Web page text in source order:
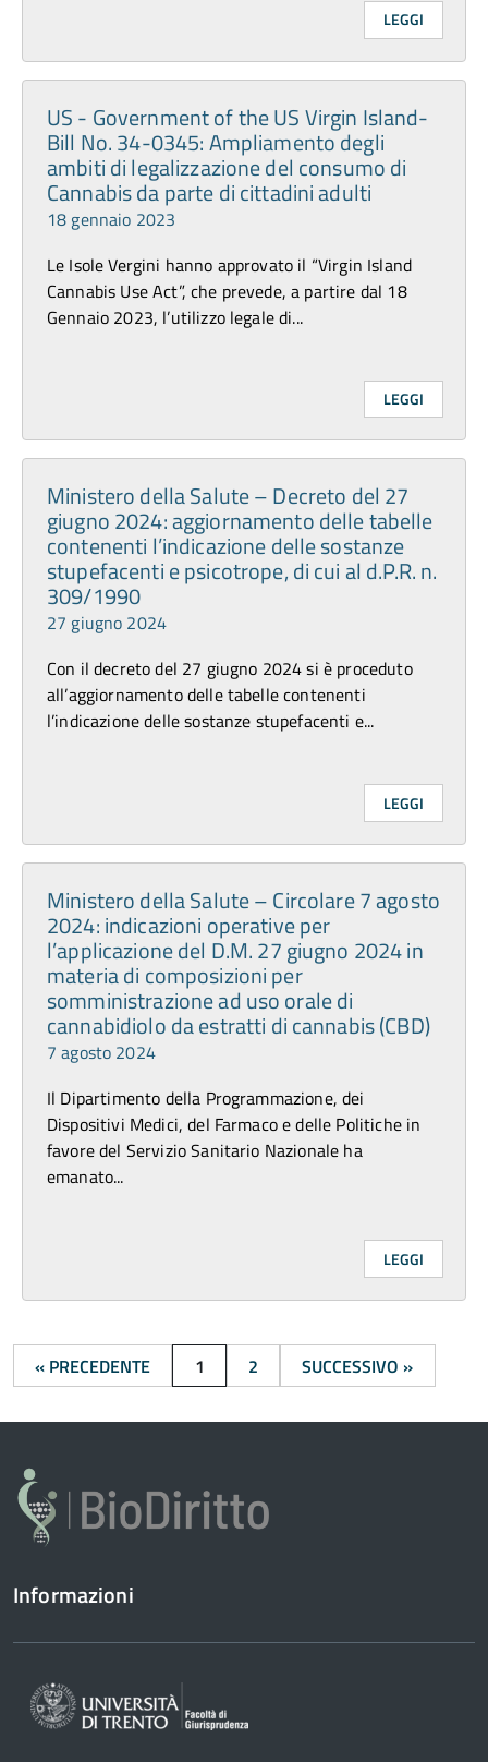
LEGGI
US - Government of the US Virgin Island-
Bill No. 34-0345: Ampliamento degli
ambiti di legalizzazione del consumo di
Cannabis da parte di cittadini adulti
18 gennaio 2023
Le Isole Vergini hanno approvato il “Virgin Island
Cannabis Use Act”, che prevede, a partire dal 18
Gennaio 2023, l’utilizzo legale di...
LEGGI
Ministero della Salute – Decreto del 27
giugno 2024: aggiornamento delle tabelle
contenenti l’indicazione delle sostanze
stupefacenti e psicotrope, di cui al d.P.R. n.
309/1990
27 giugno 2024
Con il decreto del 27 giugno 2024 si è proceduto
all’aggiornamento delle tabelle contenenti
l’indicazione delle sostanze stupefacenti e...
LEGGI
Ministero della Salute – Circolare 7 agosto
2024: indicazioni operative per
l’applicazione del D.M. 27 giugno 2024 in
materia di composizioni per
somministrazione ad uso orale di
cannabidiolo da estratti di cannabis (CBD)
7 agosto 2024
Il Dipartimento della Programmazione, dei
Dispositivi Medici, del Farmaco e delle Politiche in
favore del Servizio Sanitario Nazionale ha
emanato...
LEGGI
« PRECEDENTE 1 2 SUCCESSIVO »
Informazioni